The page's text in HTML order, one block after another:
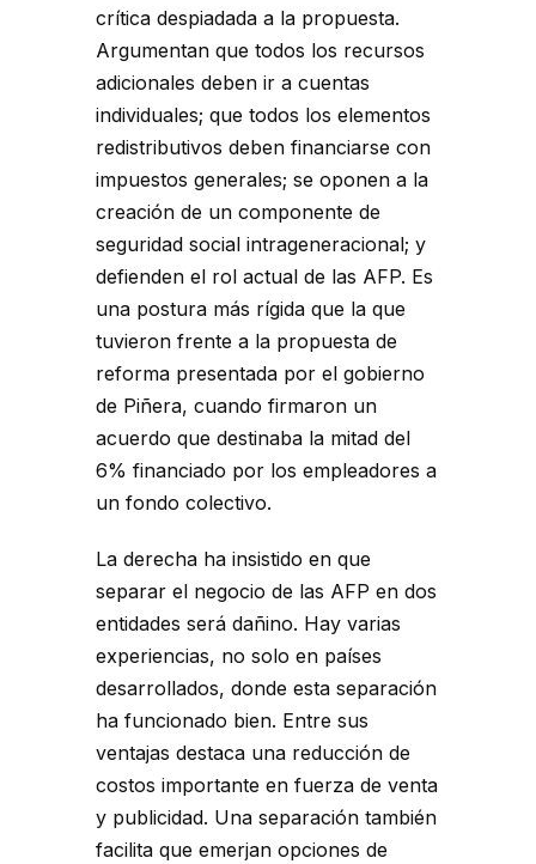
crítica despiadada a la propuesta.
Argumentan que todos los recursos
adicionales deben ir a cuentas
individuales; que todos los elementos
redistributivos deben financiarse con
impuestos generales; se oponen a la
creación de un componente de
seguridad social intrageneracional; y
defienden el rol actual de las AFP. Es
una postura más rígida que la que
tuvieron frente a la propuesta de
reforma presentada por el gobierno
de Piñera, cuando firmaron un
acuerdo que destinaba la mitad del
6% financiado por los empleadores a
un fondo colectivo.
La derecha ha insistido en que
separar el negocio de las AFP en dos
entidades será dañino. Hay varias
experiencias, no solo en países
desarrollados, donde esta separación
ha funcionado bien. Entre sus
ventajas destaca una reducción de
costos importante en fuerza de venta
y publicidad. Una separación también
facilita que emerjan opciones de